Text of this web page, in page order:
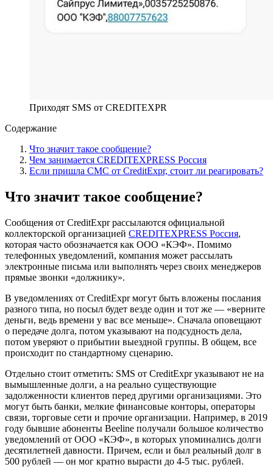
Приходят SMS от CREDITEXPR
Содержание
Что значит такое сообщение?
Чем занимается CREDITEXPRESS Россия
Если пришла СМС от CreditExpr, стоит ли реагировать?
Что значит такое сообщение?
Сообщения от CreditExpr рассылаются официальной
коллекторской организацией CREDITEXPRESS Россия,
которая часто обозначается как ООО «КЭФ». Помимо
телефонных уведомлений, компания может рассылать
электронные письма или выполнять через своих менеджеров
прямые звонки «должнику».
В уведомлениях от CreditExpr могут быть вложены послания
разного типа, но посыл будет везде один и тот же — «верните
деньги, ведь времени у вас все меньше». Сначала оповещают
о передаче долга, потом указывают на подсудность дела,
потом уверяют о прибытии выездной группы. В общем, все
происходит по стандартному сценарию.
Отдельно стоит отметить: SMS от CreditExpr указывают не на
вымышленные долги, а на реально существующие
задолженности клиентов перед другими организациями. Это
могут быть банки, мелкие финансовые конторы, операторы
связи, торговые сети и прочие организации. Например, в 2019
году бывшие абоненты Beeline получали большое количество
уведомлений от ООО «КЭФ», в которых упоминались долги
десятилетней давности. Причем, если и был реальный долг в
500 рублей — он мог кратно вырасти до 4-5 тыс. рублей.